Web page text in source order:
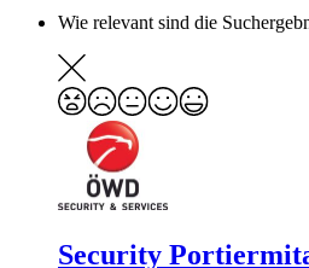
Wie relevant sind die
Security